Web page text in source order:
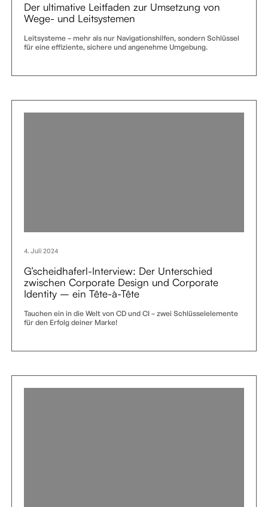
Der ultimative Leitfaden zur Umsetzung von
Wege- und Leitsystemen
Leitsysteme – mehr als nur Navigationshilfen, sondern Schlüssel
für eine effiziente, sichere und angenehme Umgebung.
4. Juli 2024
G’scheidhaferl-Interview: Der Unterschied
zwischen Corporate Design und Corporate
Identity – ein Tête-à-Tête
Tauchen ein in die Welt von CD und CI – zwei Schlüsselelemente
für den Erfolg deiner Marke!